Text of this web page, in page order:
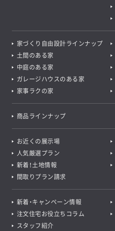
家づくり自由設計ラインナップ
土間のある家
中庭のある家
ガレージハウスのある家
家事ラクの家
商品ラインナップ
お近くの展示場
人気厳選プラン
新着！土地情報
間取りプラン請求
新着・キャンペーン情報
注文住宅お役立ちコラム
スタッフ紹介